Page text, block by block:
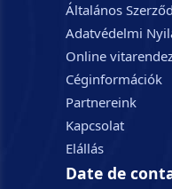
Általános
Adatvédelmi
Online
Céginformációk
Partnereink
Kapcsolat
Elállás
Date de